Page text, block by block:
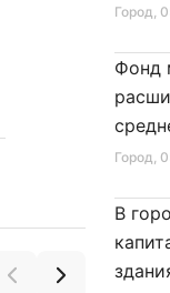
Город,
Город,
Фонд
В